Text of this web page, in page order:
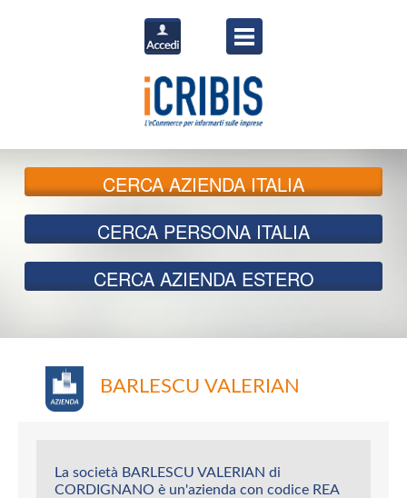
CERCAAZIENDA ITALIA
CERCA PERSONA ITALIA
CERCA AZIENDA ESTERO
BARLESCU VALERIAN
La società BARLESCU VALERIAN di
CORDIGNANO è un'azienda con codice REA